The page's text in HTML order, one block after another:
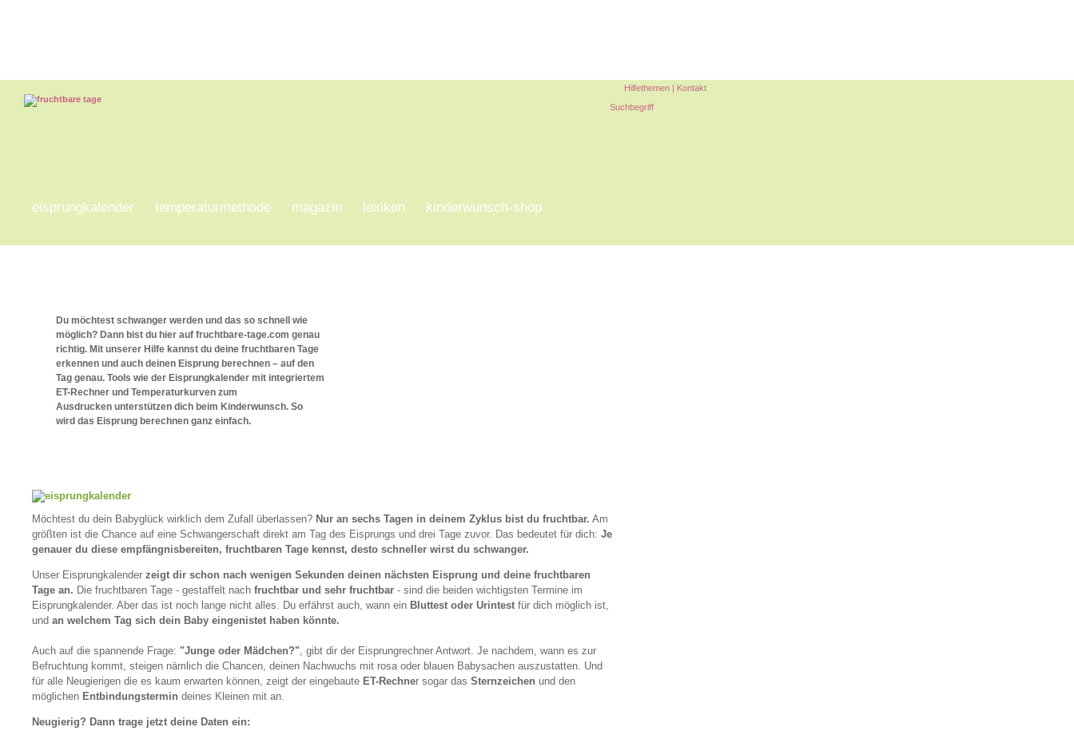
Kontakt
|
Hilfethemen
eisprungkalender temperaturmethode magazin lexikon kinderwunsch-shop
Du möchtest schwanger werden und das so schnell wie
möglich? Dann bist du hier auf fruchtbare-tage.com genau
richtig. Mit unserer Hilfe kannst du deine fruchtbaren Tage
erkennen und auch deinen Eisprung berechnen – auf den
Tag genau. Tools wie der Eisprungkalender mit integriertem
ET-Rechner und Temperaturkurven zum
Ausdrucken unterstützen dich beim Kinderwunsch. So
wird das Eisprung berechnen ganz einfach.
Möchtest du dein Babyglück wirklich dem Zufall überlassen? Nur an sechs Tagen in deinem Zyklus bist du fruchtbar. Am
größten ist die Chance auf eine Schwangerschaft direkt am Tag des Eisprungs und drei Tage zuvor. Das bedeutet für dich: Je
genauer du diese empfängnisbereiten, fruchtbaren Tage kennst, desto schneller wirst du schwanger.
Unser Eisprungkalender zeigt dir schon nach wenigen Sekunden deinen nächsten Eisprung und deine fruchtbaren
Tage an. Die fruchtbaren Tage - gestaffelt nach fruchtbar und sehr fruchtbar - sind die beiden wichtigsten Termine im
Eisprungkalender. Aber das ist noch lange nicht alles. Du erfährst auch, wann ein Bluttest oder Urintest für dich möglich ist,
und an welchem Tag sich dein Baby eingenistet haben könnte.
Auch auf die spannende Frage: "Junge oder Mädchen?", gibt dir der Eisprungrechner Antwort. Je nachdem, wann es zur
Befruchtung kommt, steigen nämlich die Chancen, deinen Nachwuchs mit rosa oder blauen Babysachen auszustatten. Und
für alle Neugierigen die es kaum erwarten können, zeigt der eingebaute ET-Rechner sogar das Sternzeichen und den
möglichen Entbindungstermin deines Kleinen mit an.
Neugierig? Dann trage jetzt deine Daten ein: